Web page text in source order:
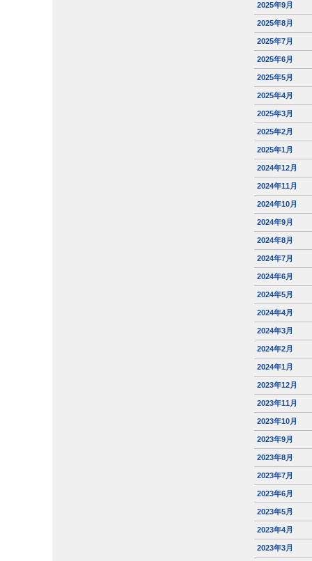
2025年9月
2025年8月
2025年7月
2025年6月
2025年5月
2025年4月
2025年3月
2025年2月
2025年1月
2024年12月
2024年11月
2024年10月
2024年9月
2024年8月
2024年7月
2024年6月
2024年5月
2024年4月
2024年3月
2024年2月
2024年1月
2023年12月
2023年11月
2023年10月
2023年9月
2023年8月
2023年7月
2023年6月
2023年5月
2023年4月
2023年3月